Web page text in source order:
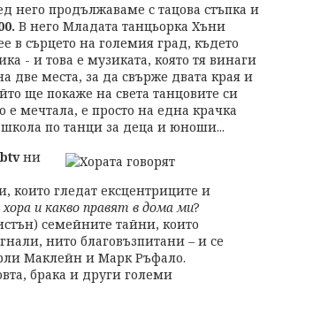
него продължаваме с тацова стъпка и
В него Младата танцьорка Хъни
в сърцето на големия град, където
- и това е музиката, която тя винаги
две места, за да свърже двата края и
ще покаже на света танцовите си
е мечтала, е просто на една крачка
по танци за деца и юноши...
btvни
гледат ексцентриците и
и какво правят в дома ми?
семейните тайни, които
нито благовъзпитани – и се
Маклейн и Марк Ръфало.
брака и други големи